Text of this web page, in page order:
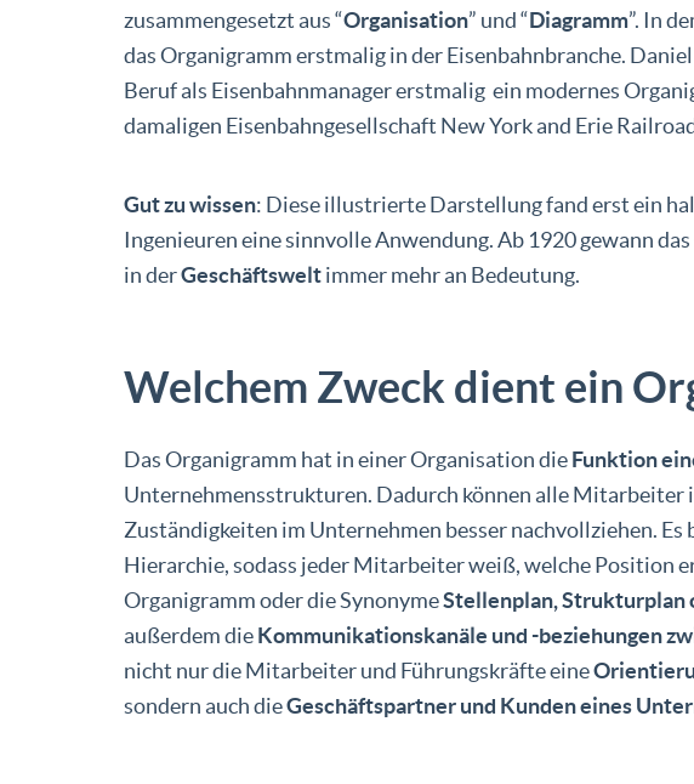
zusammengesetzt aus “Organisation” und “Diagramm”. In
das Organigramm erstmalig in der Eisenbahnbranche.
Beruf als Eisenbahnmanager erstmalig ein modernes
damaligen Eisenbahngesellschaft New York and Erie
Gut zu wissen: Diese illustrierte Darstellung fand erst ein
Ingenieuren eine sinnvolle Anwendung. Ab 1920 gewann
in derGeschäftsweltimmer mehr an Bedeutung.
Welchem Zweck dient ein
Das Organigramm hat in einer Organisation dieFunktion
Unternehmensstrukturen. Dadurch können alle Mitarbeiter
Zuständigkeiten im Unternehmen besser nachvollziehen.
Hierarchie, sodass jeder Mitarbeiter weiß, welche Position
Organigramm oder die SynonymeStellenplan, Strukturplan
außerdem dieKommunikationskanäle und -beziehungen
nicht nur die Mitarbeiter und Führungskräfte eine
sondern auch dieGeschäftspartner und Kunden eines